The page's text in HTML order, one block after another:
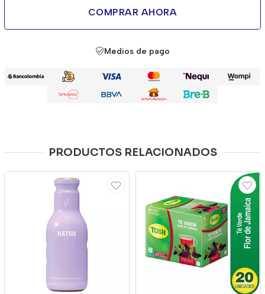
COMPRAR AHORA
Medios de pago
PRODUCTOS RELACIONADOS